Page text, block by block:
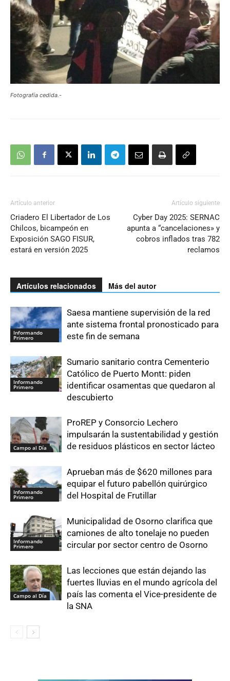
Fotografía cedida.-
Artículo anterior
Criadero El Libertador de Los
Chilcos, bicampeón en
Exposición SAGO FISUR,
estará en versión 2025
Artículo siguiente
Cyber Day 2025: SERNAC
apunta a “cancelaciones» y
cobros inflados tras 782
reclamos
Artículos relacionados Más del autor
Informando
Primero
Saesa mantiene supervisión de la red
ante sistema frontal pronosticado para
este fin de semana
Informando
Primero
Sumario sanitario contra Cementerio
Católico de Puerto Montt: piden
identificar osamentas que quedaron al
descubierto
Campo al Día
ProREP y Consorcio Lechero
impulsarán la sustentabilidad y gestión
de residuos plásticos en sector lácteo
Informando
Primero
Aprueban más de $620 millones para
equipar el futuro pabellón quirúrgico
del Hospital de Frutillar
Informando
Primero
Municipalidad de Osorno clarifica que
camiones de alto tonelaje no pueden
circular por sector centro de Osorno
Campo al Día
Las lecciones que están dejando las
fuertes lluvias en el mundo agrícola del
país las comenta el Vice-presidente de
la SNA